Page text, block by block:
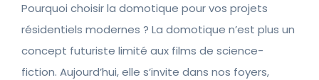
Pourquoi choisir la domotique pour vos projets
résidentiels modernes ? La domotique n’est plus un
concept futuriste limité aux films de science-
fiction. Aujourd’hui, elle s’invite dans nos foyers,